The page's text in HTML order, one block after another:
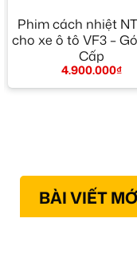
Phim cách nhiệt
cho xe ô tô VF3 –
Cấp
4.900.000₫
BÀI VIẾT